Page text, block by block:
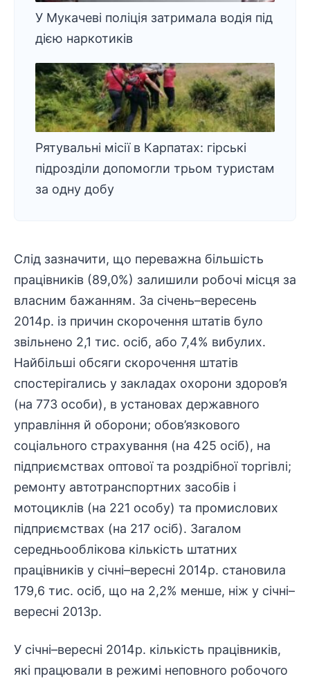
У Мукачеві поліція затримала водія під
дією наркотиків
Рятувальні місії в Карпатах: гірські
підрозділи допомогли трьом туристам
за одну добу
Слід зазначити, що переважна більшість
працівників (89,0%) залишили робочі місця за
власним бажанням. За січень–вересень
2014р. із причин скорочення штатів було
звільнено 2,1 тис. осіб, або 7,4% вибулих.
Найбільші обсяги скорочення штатів
спостерігались у закладах охорони здоров’я
(на 773 особи), в установах державного
управління й оборони; обов’язкового
соціального страхування (на 425 осіб), на
підприємствах оптової та роздрібної торгівлі;
ремонту автотранспортних засобів і
мотоциклів (на 221 особу) та промислових
підприємствах (на 217 осіб). Загалом
середньооблікова кількість штатних
працівників у січні–вересні 2014р. становила
179,6 тис. осіб, що на 2,2% менше, ніж у січні–
вересні 2013р.
У січні–вересні 2014р. кількість працівників,
які працювали в режимі неповного робочого